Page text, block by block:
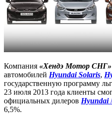
Компания «Хендэ Мотор СНГ»
автомобилей Hyundai Solaris,
государственную программу
23 июля 2013 года клиенты
официальных дилеров Hyundai
6,5%.